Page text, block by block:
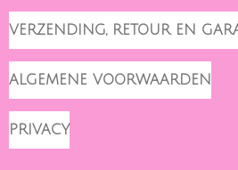
VERZENDING, RETOUR EN
ALGEMENE VOORWAARDEN
PRIVACY